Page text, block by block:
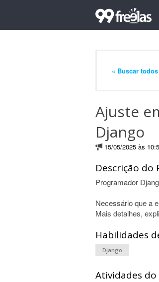
« Buscar
Ajuste
Django
15/05/2025 às
Descrição do
Programador
Necessário que a
Mais detalhes,
Habilidades
Django
Atividades